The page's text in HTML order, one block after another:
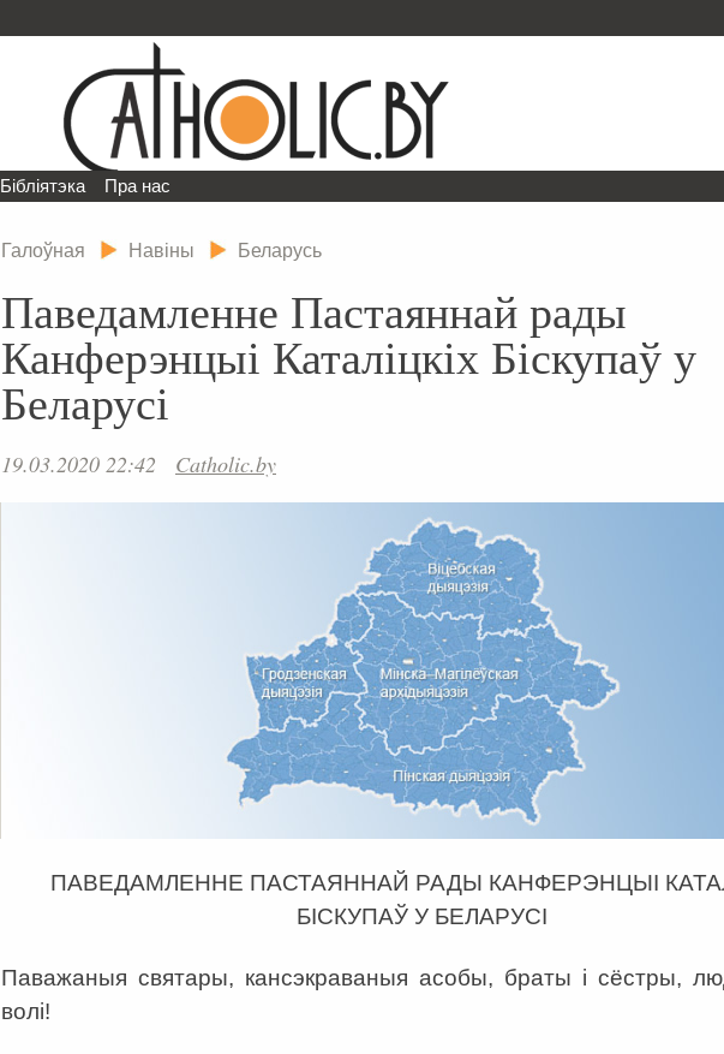
Бібліятэка Пра нас
Галоўная Навіны Беларусь
Паведамленне Пастаяннай рады
Канферэнцыі Каталіцкіх Біскупаў у
Беларусі
19.03.2020 22:42 Catholic.by
ПАВЕДАМЛЕННЕ ПАСТАЯННАЙ РАДЫ КАНФЕРЭНЦЫІ
БІСКУПАЎ У БЕЛАРУСІ
Паважаныя святары, кансэкраваныя асобы, браты і сёстры,
волі!